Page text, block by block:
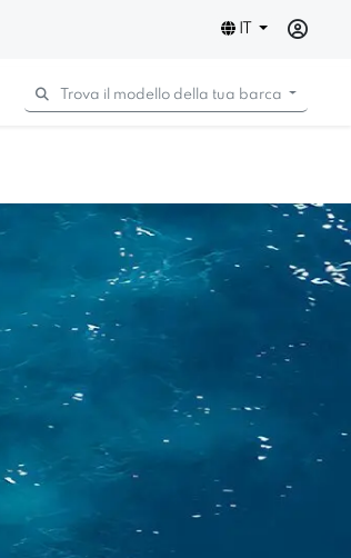
IT
Trova il modello della tua barca